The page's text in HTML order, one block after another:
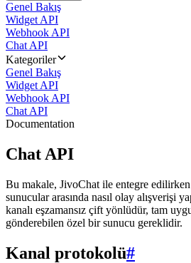
Genel Bakış
Widget API
Webhook API
Chat API
Kategoriler
Genel Bakış
Widget API
Webhook API
Chat API
Documentation
Chat API
Bu makale, JivoChat ile entegre edilirken
sunucular arasında nasıl olay alışverişi
kanalı eşzamansız çift yönlüdür, tam
gönderebilen özel bir sunucu gereklidir.
Kanal protokolü#